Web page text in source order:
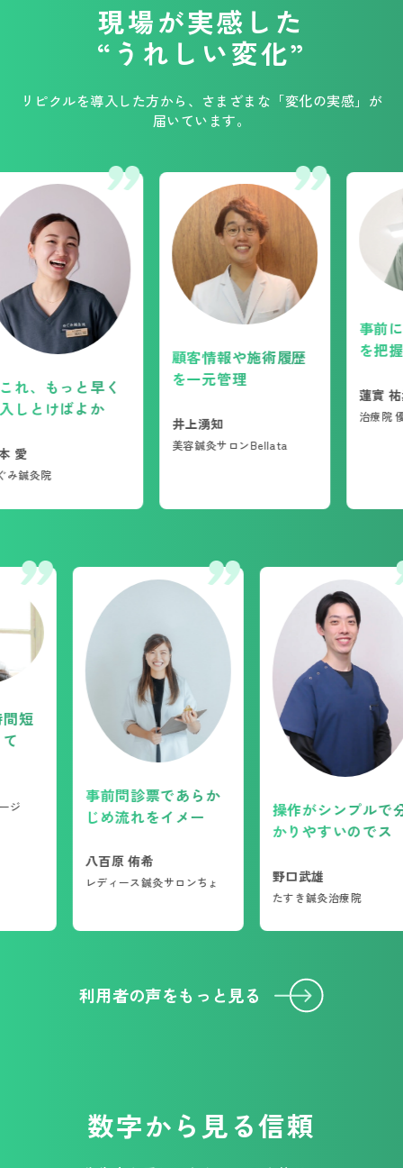
現場が実感した
“うれしい変化”
リピクルを導入した方から、さまざまな「変化の実感」が
届いています。
っと早く
ばよかっ
顧客情報や施術履歴
を一元管理
井上湧知
美容鍼灸サロンBellata
事前に患者
を把握でき
つながって
蓮實 祐丞
治療院 優〜you
操作がシン
かりやすい
できてる
野口武雄
たすき鍼灸治療
事前問診票であらか
じめ流れをイメージ
八百原 侑希
レディース鍼灸サロンちょ
の時間短
かってい
ッサージ
利用者の声をもっと見る
数字から見る信頼